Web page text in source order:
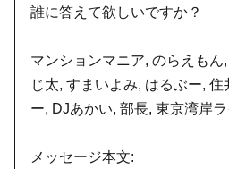
誰に答えて欲しいですか？
マンションマニア, のらえもん
じ太, すまいよみ, はるぶー,
ー, DJあかい, 部長, 東京湾岸ラ
メッセージ本文: